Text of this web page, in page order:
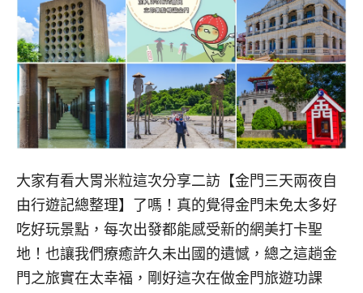
大家有看大胃米粒這次分享二訪【金門三天兩夜自
由行遊記總整理】了嗎！真的覺得金門未免太多好
吃好玩景點，每次出發都能感受新的網美打卡聖
地！也讓我們療癒許久未出國的遺憾，總之這趟金
門之旅實在太幸福，剛好這次在做金門旅遊功課